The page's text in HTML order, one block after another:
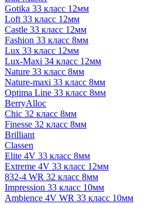
Gotika 33 класс 12мм
Loft 33 класс 12мм
Castle 33 класс 12мм
Fashion 33 класс 8мм
Lux 33 класс 12мм
Lux-Maxi 34 класс 12мм
Nature 33 класс 8мм
Nature-maxi 33 класс 8мм
Optima Line 33 класс 8мм
BerryAlloc
Chic 32 класс 8мм
Finesse 32 класс 8мм
Brilliant
Classen
Elite 4V 33 класс 8мм
Extreme 4V 33 класс 12мм
832-4 WR 32 класс 8мм
Impression 33 класс 10мм
Ambience 4V WR 33 класс 10мм